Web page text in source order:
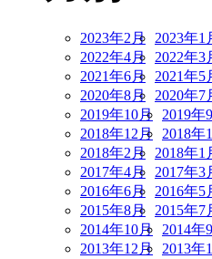
2023年2月 2023年1
2022年4月
2022年3
2021年6月
2021年5
2020年8月
2020年7
2019年10月
2019年
2018年12月
2018年
2018年2月
2018年1
2017年4月
2017年3
2016年6月
2016年5
2015年8月
2015年7
2014年10月
2014年
2013年12月
2013年